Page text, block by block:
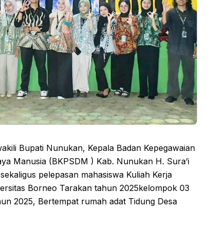
Bupati Nunukan, Kepala Badan Kepegawaian
Manusia (BKPSDM ) Kab. Nunukan H. Sura’i
pelepasan mahasiswa Kuliah Kerja
Borneo Tarakan tahun 2025kelompok 03
2025, Bertempat rumah adat Tidung Desa